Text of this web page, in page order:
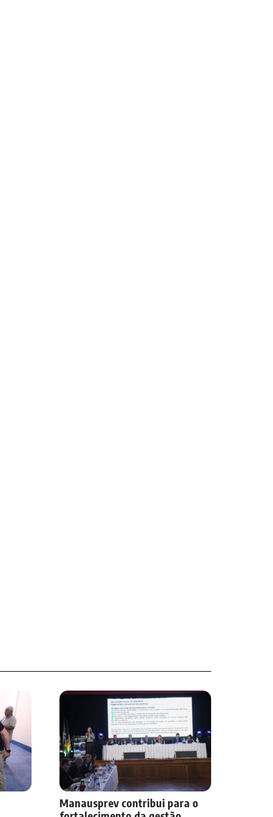
Manausprev contribui para o